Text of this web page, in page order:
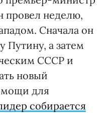
провел неделю,
Сначала он
Путину, а затем
СССР и
новый
для
собирается